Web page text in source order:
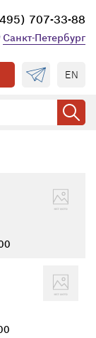
707-33-88
Санкт-Петербург
EN